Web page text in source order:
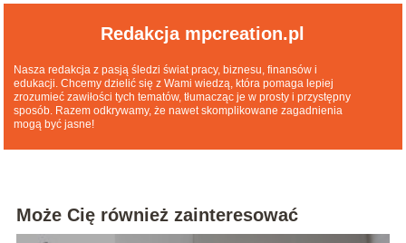
Redakcja mpcreation.pl
Nasza redakcja z pasją śledzi świat pracy, biznesu, finansów i
edukacji. Chcemy dzielić się z Wami wiedzą, która pomaga lepiej
zrozumieć zawiłości tych tematów, tłumacząc je w prosty i przystępny
sposób. Razem odkrywamy, że nawet skomplikowane zagadnienia
mogą być jasne!
Może Cię również zainteresować